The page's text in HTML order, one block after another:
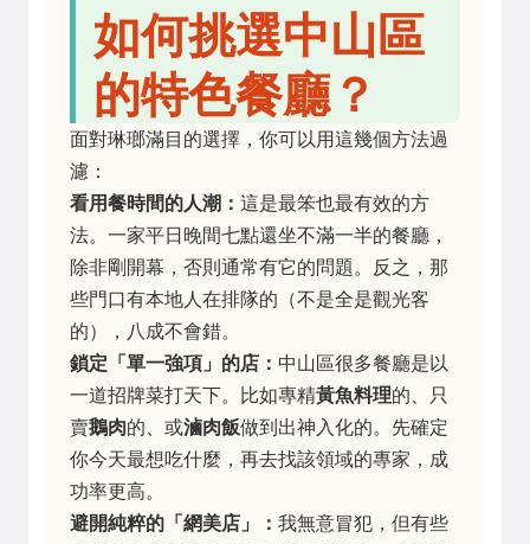
如何挑選中山區
的特色餐廳？
面對琳瑯滿目的選擇，你可以用這幾個方法過
濾：
看用餐時間的人潮： 這是最笨也最有效的方
法。一家平日晚間七點還坐不滿一半的餐廳，
除非剛開幕，否則通常有它的問題。反之，那
些門口有本地人在排隊的（不是全是觀光客
的），八成不會錯。
鎖定「單一強項」的店： 中山區很多餐廳是以
一道招牌菜打天下。比如專精黃魚料理的、只
賣鵝肉的、或滷肉飯做到出神入化的。先確定
你今天最想吃什麼，再去找該領域的專家，成
功率更高。
避開純粹的「網美店」： 我無意冒犯，但有些